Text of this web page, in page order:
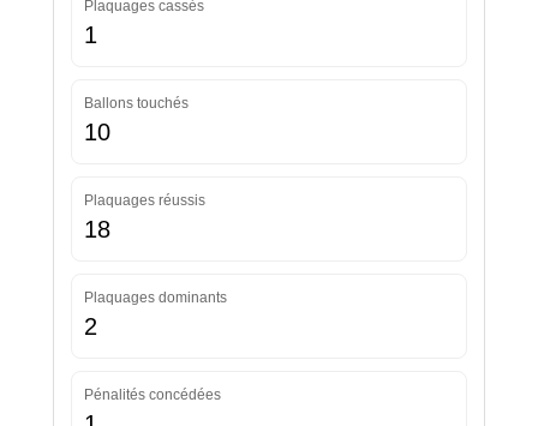
Plaquages cassés
1
Ballons touchés
10
Plaquages réussis
18
Plaquages dominants
2
Pénalités concédées